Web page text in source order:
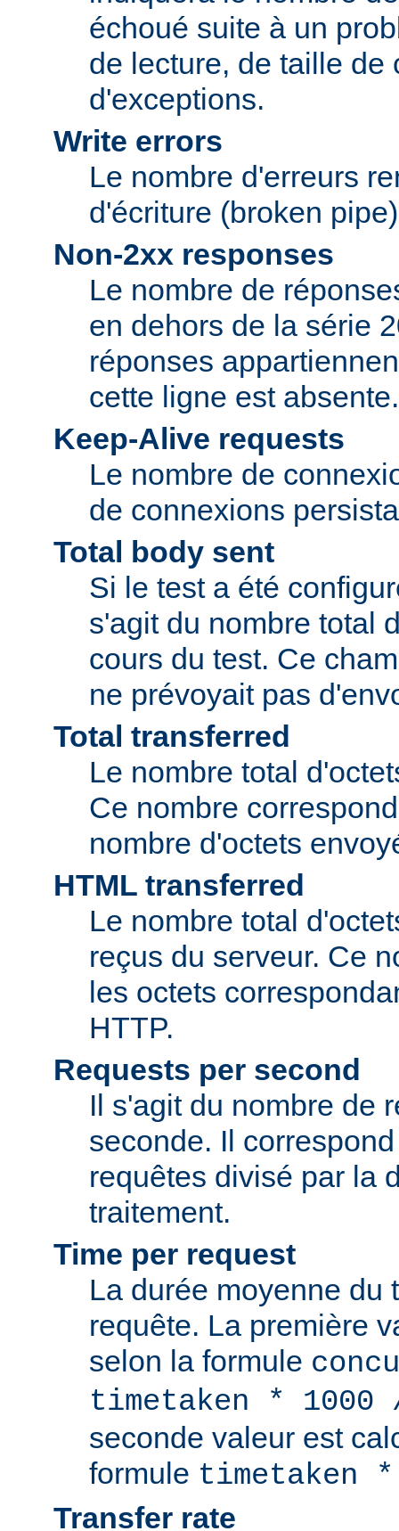
échoué suite à un
de lecture, de taille de
d'exceptions.
Write errors
Le nombre d'erreurs
d'écriture (broken
Non-2xx responses
Le nombre de
en dehors de la série
réponses
cette ligne est absente.
Keep-Alive requests
Le nombre de
de connexions
Total body sent
Si le test a été
s'agit du nombre total
cours du test. Ce
ne prévoyait pas
Total transferred
Le nombre total
Ce nombre
nombre d'octets
HTML transferred
Le nombre total
reçus du serveur. Ce
les octets
HTTP.
Requests per second
Il s'agit du nombre de
seconde. Il
requêtes divisé par la
traitement.
Time per request
La durée moyenne du
requête. La première
selon la formule
timetaken * 1000
seconde valeur est
formule timetaken
Transfer rate